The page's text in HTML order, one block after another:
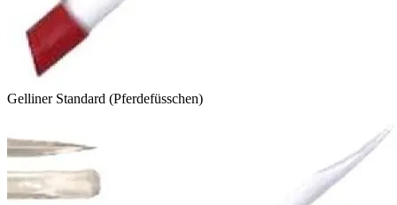
Gelliner Standard (Pferdefüsschen)